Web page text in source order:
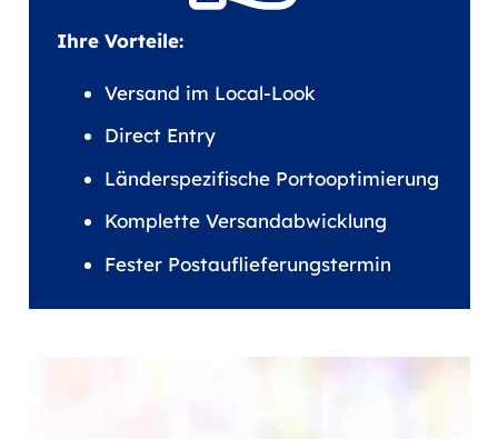
Ihre Vorteile:
Versand im Local-Look
Direct Entry
Länderspezifische Portooptimierung
Komplette Versandabwicklung
Fester Postauflieferungstermin